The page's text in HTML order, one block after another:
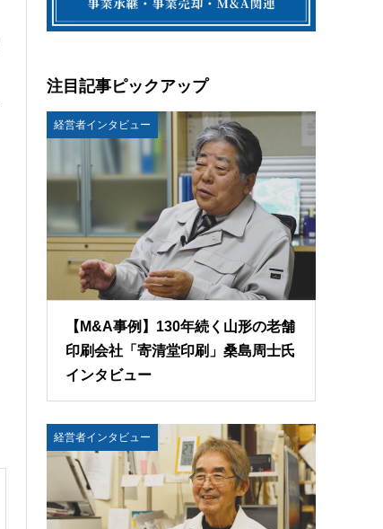
注目記事ピックアップ
経営者インタビュー
【M&A事例】130年続く山形の老舗
印刷会社「寄清堂印刷」桑島周士氏
インタビュー
経営者インタビュー